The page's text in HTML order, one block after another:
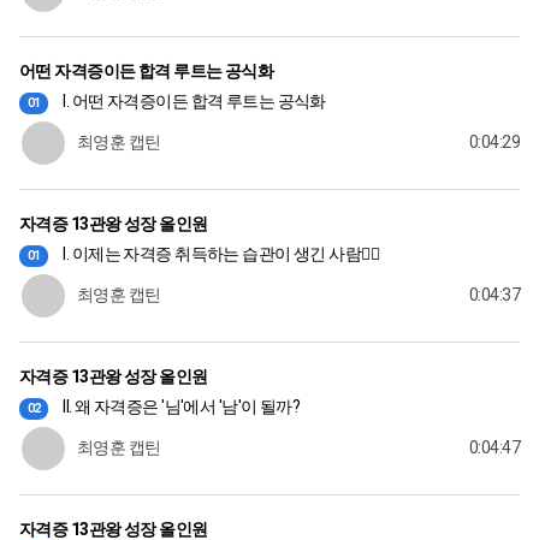
어떤 자격증이든 합격 루트는 공식화
01 I. 어떤 자격증이든 합격 루트는 공식화
최영훈 캡틴 0:04:29
자격증 13관왕 성장 올인원
01 I. 이제는 자격증 취득하는 습관이 생긴 사람🙋‍♂️
최영훈 캡틴 0:04:37
자격증 13관왕 성장 올인원
02 II. 왜 자격증은 '님'에서 '남'이 될까?
최영훈 캡틴 0:04:47
자격증 13관왕 성장 올인원